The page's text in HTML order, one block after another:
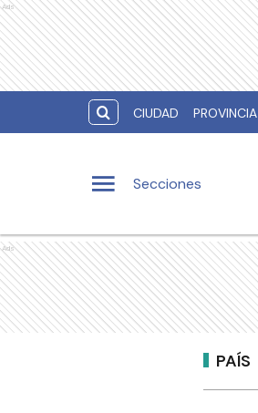
Ads
CIUDAD PROVINCIA
Secciones
Ads
PAÍS